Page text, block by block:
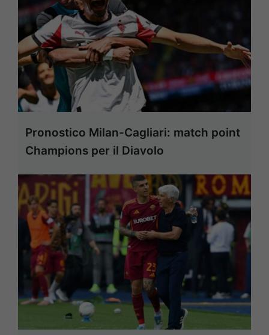
Pronostico Milan-Cagliari: match point
Champions per il Diavolo